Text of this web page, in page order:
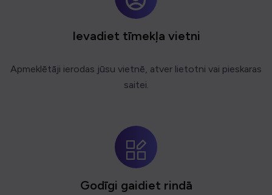
Ievadiet tīmekļa vietni
Apmeklētāji ierodas jūsu vietnē, atver lietotni vai pieskaras
saitei.
Godīgi gaidiet rindā